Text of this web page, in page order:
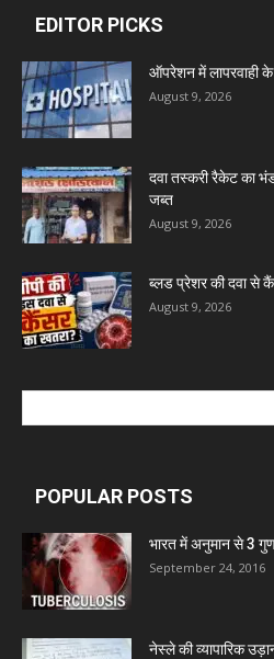
Dava India
Invision Pharma Limited
Marxx Pharma
Mcneil & Argus
Leeford Healthcare Ltd
Admac Group Companies
Deep Shree
EDITOR PICKS
ऑपरेशन में लापरवाही
August 9, 2026
दवा तस्करी रैकेट का
जब्त
August 9, 2026
ब्लड प्रेशर की दवा से
August 9, 2026
POPULAR POSTS
भारत में अनुमान से 3 गुणा
September 24, 2016
नेस्ले की व्यापारिक